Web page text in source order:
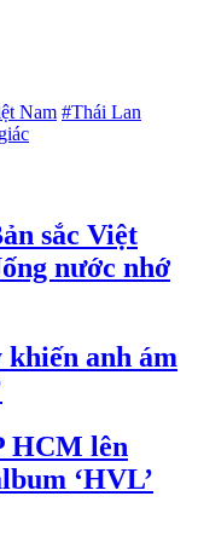
Nam #Thái Lan
sắc Việt
nước nhớ
anh ám
HCM lên
‘HVL’